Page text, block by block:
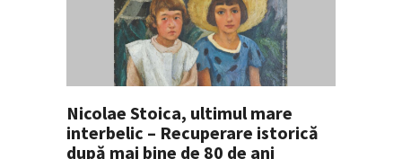
Nicolae Stoica, ultimul mare
interbelic – Recuperare istorică
după mai bine de 80 de ani